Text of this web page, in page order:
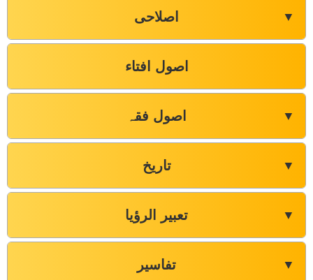
اصلاحی ▼
اصول افتاء
اصول فقہ ▼
تاریخ ▼
تعبیر الرؤیا ▼
تفاسیر ▼